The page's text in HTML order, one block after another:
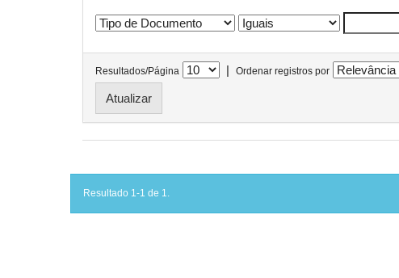
Resultados/Página | Ordenar registros por
Resultado 1-1 de 1.